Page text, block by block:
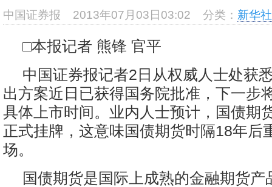
沥
中国证券报 2013年07月03日03:02 分类： 新华
□本报记者 熊锋 官平
中国证券报记者2日从权威人士处获
出方案近日已获得国务院批准，下一步
具体上市时间。业内人士预计，国债期
正式挂牌，这意味国债期货时隔18年后
场。
国债期货是国际上成熟的金融期货产